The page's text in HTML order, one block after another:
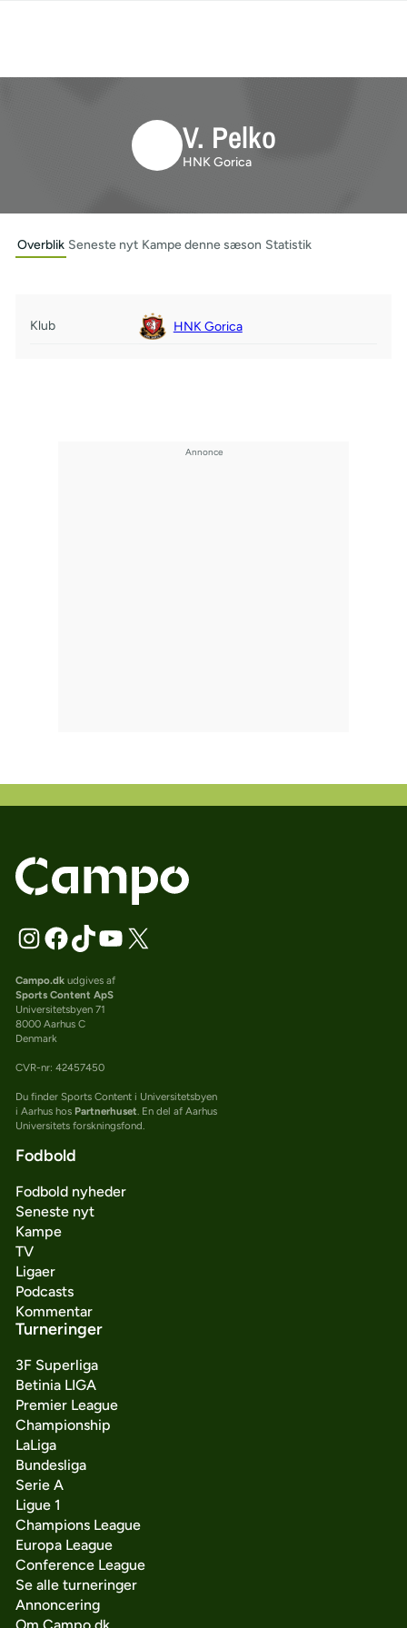
V. Pelko
HNK Gorica
Overblik Seneste nyt Kampe denne sæson Statistik
Klub HNK Gorica
Campo.dkudgives af
Sports Content ApS
Universitetsbyen 71
8000 Aarhus C
Denmark
CVR-nr: 42457450
Du finder Sports Content i Universitetsbyen
i Aarhus hos Partnerhuset. En del af Aarhus
Universitets forskningsfond.
Fodbold
Fodbold nyheder
Seneste nyt
Kampe
TV
Ligaer
Podcasts
Kommentar
Turneringer
3F Superliga
Betinia LIGA
Premier League
Championship
LaLiga
Bundesliga
Serie A
Ligue 1
Champions League
Europa League
Conference League
Se alle turneringer
Annoncering